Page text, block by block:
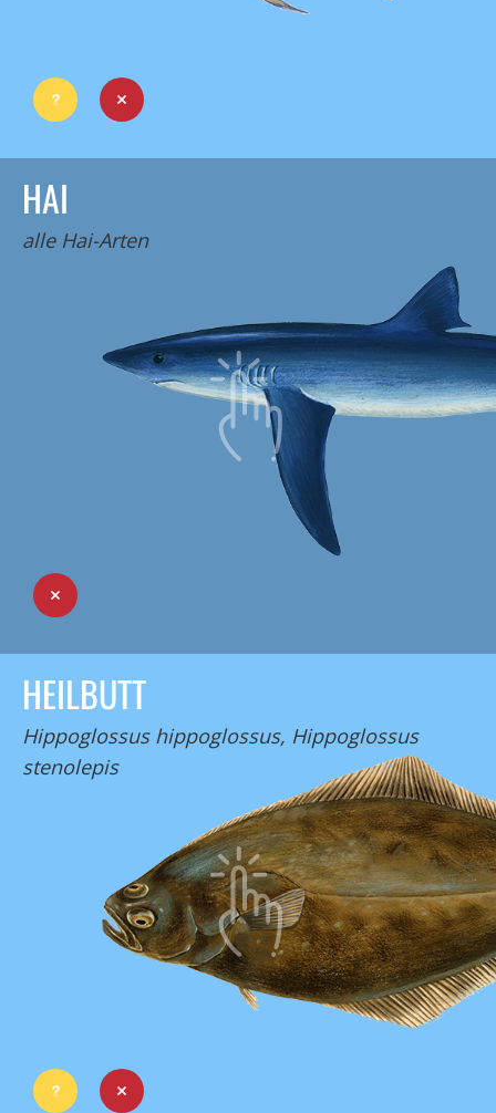
HAI
alle Hai-Arten
HEILBUTT
Hippoglossus hippoglossus, Hippoglossus
stenolepis